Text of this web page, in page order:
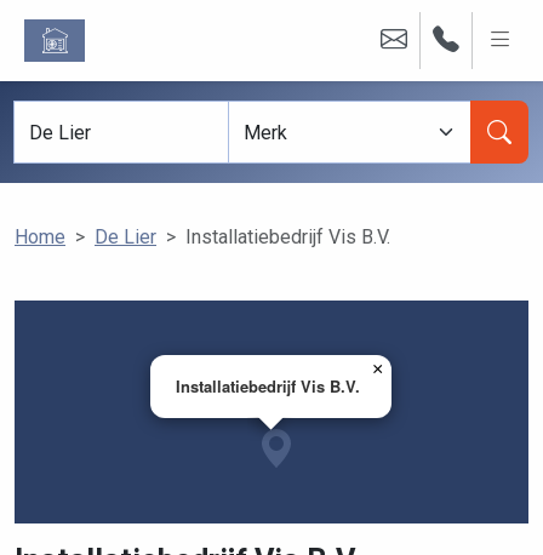
Home De Lier Installatiebedrijf Vis B.V.
Installatiebedrijf Vis B.V.
×